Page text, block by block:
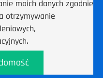
moich danych zgodnie
otrzymywanie